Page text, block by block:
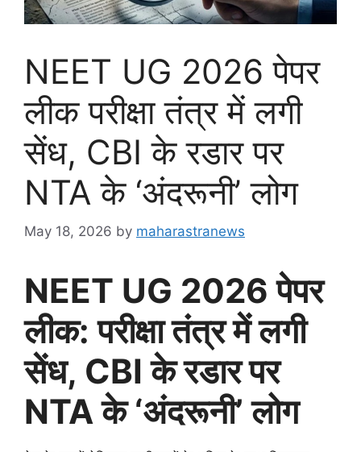
NEET UG 2026 पेपर
लीक परीक्षा तंत्र में लगी
सेंध, CBI के रडार पर
NTA के ‘अंदरूनी’ लोग
May 18, 2026 by maharastranews
NEET UG 2026 पेपर
लीक: परीक्षा तंत्र में लगी
सेंध, CBI के रडार पर
NTA के ‘अंदरूनी’ लोग